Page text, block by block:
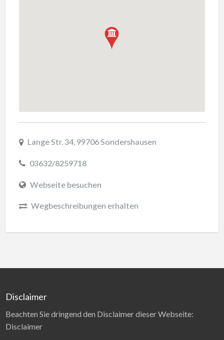
Lange Str. 34, 99706 Sondershausen
03632/8259718
Webseite besuchen
Wegbeschreibungen erhalten
Disclaimer
Beachten Sie dringend den Disclaimer dieser Webseite:
Disclaimer